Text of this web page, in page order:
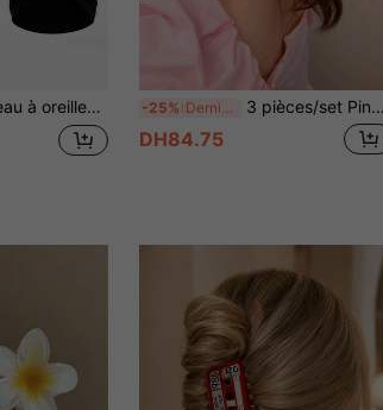
de cheveux élastique de couleur unie avec nœud, convient aux femmes, fitness/yoga/sport/extérieur, bandeau décontracté de saison de couleur unie -25% Derniers 3 jours 3 pièces/set Pinces à cheveux florales pour femmes, 8 cm/3,15 pouces, style tie-dye multicolore, accessoires de mode européenne et américaine. Accessoires pour cheveux pour la Saint-Valentin, pinces à cheveux, pinces à mâchoire, pince à cheveux, fleur pour tenue de vacances pour femme, été, festival, fête
DH84.75